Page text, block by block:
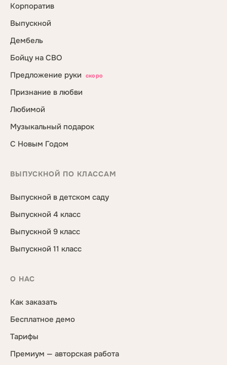
Корпоратив
Выпускной
Дембель
Бойцу на СВО
Предложение руки
скоро
Признание в любви
Любимой
Музыкальный подарок
С Новым Годом
ВЫПУСКНОЙ ПО КЛАССАМ
Выпускной в детском саду
Выпускной 4 класс
Выпускной 9 класс
Выпускной 11 класс
О НАС
Как заказать
Бесплатное демо
Тарифы
Премиум — авторская работа